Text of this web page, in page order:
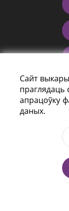
праспект
г. Мiнск,
Тэл.: (+375
Сайт
праглядаць
апрацоўку
даных.